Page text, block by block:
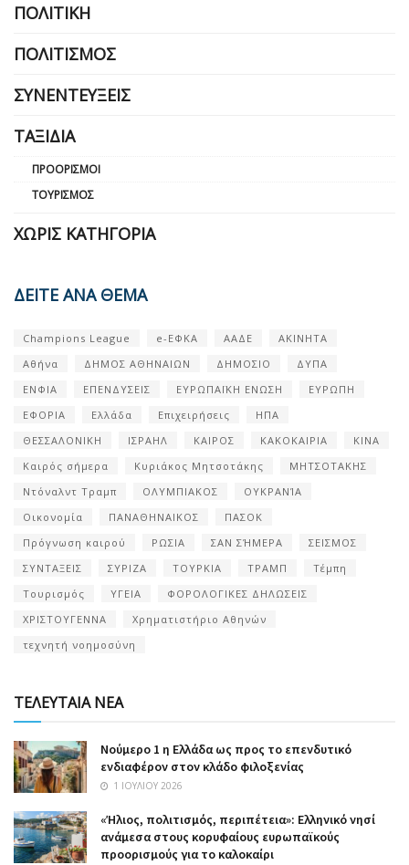
ΠΟΛΙΤΙΚΉ
ΠΟΛΙΤΙΣΜΌΣ
ΣΥΝΕΝΤΕΎΞΕΙΣ
ΤΑΞΊΔΙΑ
ΠΡΟΟΡΙΣΜΟΊ
ΤΟΥΡΙΣΜΌΣ
ΧΩΡΊΣ ΚΑΤΗΓΟΡΊΑ
ΔΕΙΤΕ ΑΝΑ ΘΕΜΑ
Champions League e-ΕΦΚΑ ΑΑΔΕ
ΑΚΙΝΗΤΑ
Αθήνα
ΔΗΜΟΣ ΑΘΗΝΑΙΩΝ ΔΗΜΟΣΙΟ
ΔΥΠΑ
ΕΝΦΙΑ
ΕΠΕΝΔΥΣΕΙΣ ΕΥΡΩΠΑΪΚΗ ΕΝΩΣΗ
ΕΥΡΩΠΗ
ΕΦΟΡΙΑ
Ελλάδα Επιχειρήσεις
ΗΠΑ
ΘΕΣΣΑΛΟΝΙΚΗ
ΙΣΡΑΗΛ ΚΑΙΡΟΣ ΚΑΚΟΚΑΙΡΙΑ
ΚΙΝΑ
Καιρός σήμερα
Κυριάκος Μητσοτάκης
ΜΗΤΣΟΤΑΚΗΣ
Ντόναλντ Τραμπ
ΟΛΥΜΠΙΑΚΟΣ
ΟΥΚΡΑΝΊΑ
Οικονομία
ΠΑΝΑΘΗΝΑΙΚΟΣ
ΠΑΣΟΚ
Πρόγνωση καιρού
ΡΩΣΙΑ ΣΑΝ ΣΉΜΕΡΑ
ΣΕΙΣΜΟΣ
ΣΥΝΤΑΞΕΙΣ
ΣΥΡΙΖΑ ΤΟΥΡΚΙΑ ΤΡΑΜΠ
Τέμπη
Τουρισμός
ΥΓΕΙΑ
ΦΟΡΟΛΟΓΙΚΕΣ ΔΗΛΩΣΕΙΣ
ΧΡΙΣΤΟΥΓΕΝΝΑ
Χρηματιστήριο Αθηνών
τεχνητή νοημοσύνη
ΤΕΛΕΥΤΑΙΑ ΝΕΑ
Nούμερο 1 η Ελλάδα ως προς το επενδυτικό
ενδιαφέρον στον κλάδο φιλοξενίας
1 ΙΟΥΛΊΟΥ 2026
«Ήλιος, πολιτισμός, περιπέτεια»: Ελληνικό νησί
ανάμεσα στους κορυφαίους ευρωπαϊκούς
προορισμούς για το καλοκαίρι